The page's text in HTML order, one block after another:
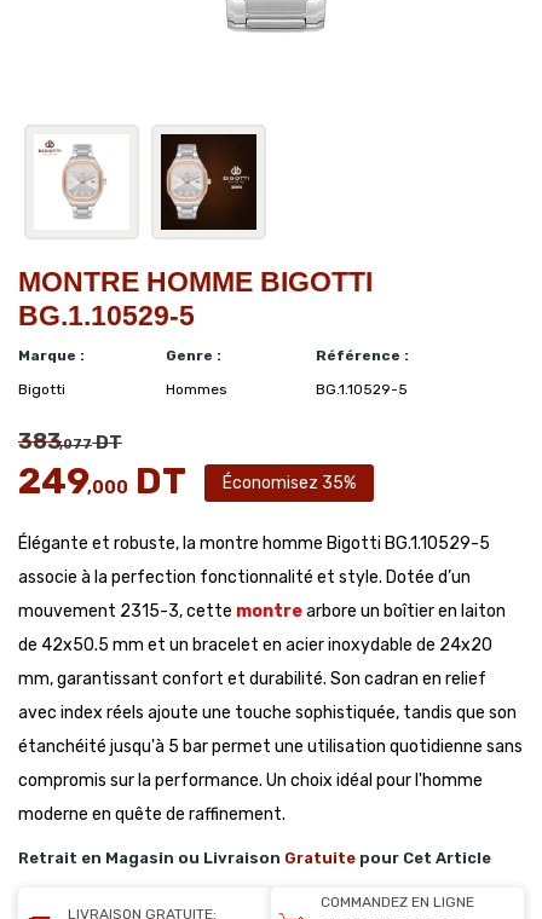
MONTRE HOMME BIGOTTI
BG.1.10529-5
Marque :
Bigotti
Genre :
Hommes
Référence :
BG.1.10529-5
383,077DT
249,000 DT Économisez 35%
Élégante et robuste, la montre homme Bigotti BG.1.10529-5
associe à la perfection fonctionnalité et style. Dotée d’un
mouvement 2315-3, cette montrearbore un boîtier en laiton
de 42x50.5 mm et un bracelet en acier inoxydable de 24x20
mm, garantissant confort et durabilité. Son cadran en relief
avec index réels ajoute une touche sophistiquée, tandis que son
étanchéité jusqu'à 5 bar permet une utilisation quotidienne sans
compromis sur la performance. Un choix idéal pour l'homme
moderne en quête de raffinement.
Retrait en Magasin ou Livraison Gratuite pour Cet Article
LIVRAISON GRATUITE:
COMMANDEZ EN LIGNE